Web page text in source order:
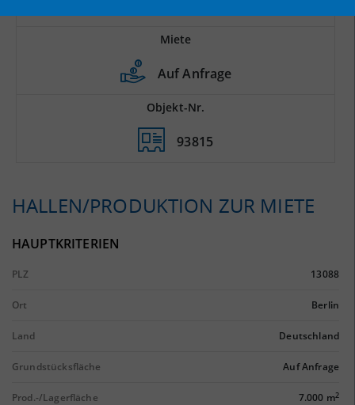
Miete
Auf Anfrage
Objekt-Nr.
93815
HALLEN/PRODUKTION ZUR MIETE
HAUPTKRITERIEN
PLZ 13088
Ort Berlin
Land Deutschland
Grundstücksfläche Auf Anfrage
Prod.-/Lagerfläche 7.000 m2